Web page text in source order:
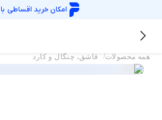
امکان خرید اقساطی با
همه محصولات/ قاشق، چنگال و کارد